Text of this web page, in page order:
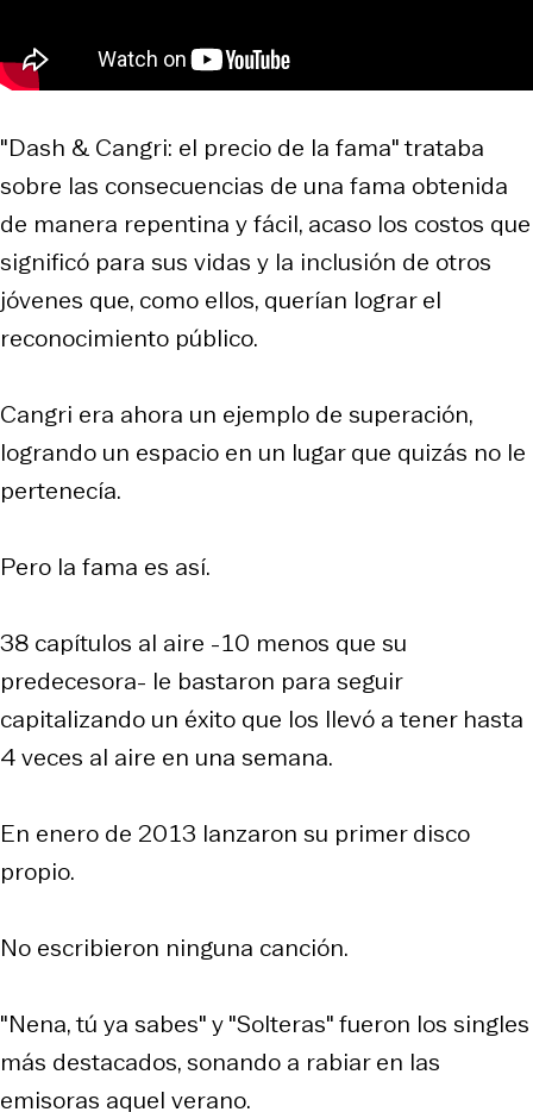
"Dash & Cangri: el precio de la fama" trataba
sobre las consecuencias de una fama obtenida
de manera repentina y fácil, acaso los costos que
significó para sus vidas y la inclusión de otros
jóvenes que, como ellos, querían lograr el
reconocimiento público.
Cangri era ahora un ejemplo de superación,
logrando un espacio en un lugar que quizás no le
pertenecía.
Pero la fama es así.
38 capítulos al aire -10 menos que su
predecesora- le bastaron para seguir
capitalizando un éxito que los llevó a tener hasta
4 veces al aire en una semana.
En enero de 2013 lanzaron su primer disco
propio.
No escribieron ninguna canción.
"Nena, tú ya sabes" y "Solteras" fueron los singles
más destacados, sonando a rabiar en las
emisoras aquel verano.